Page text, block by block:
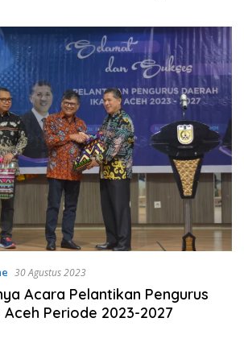
30 Agustus 2023
Acara Pelantikan Pengurus
Aceh Periode 2023-2027